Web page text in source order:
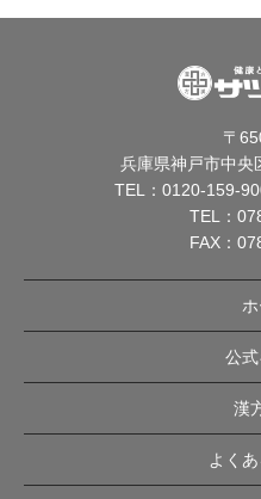
〒
兵庫県神戸市中央
TEL： 0120-159-
TEL：
FAX：
公
漢
よく